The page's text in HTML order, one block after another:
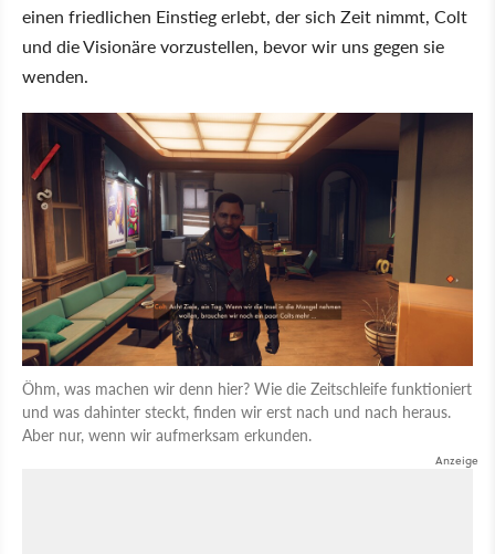
einen friedlichen Einstieg erlebt, der sich Zeit nimmt, Colt
und die Visionäre vorzustellen, bevor wir uns gegen sie
wenden.
Öhm, was machen wir denn hier? Wie die Zeitschleife funktioniert
und was dahinter steckt, finden wir erst nach und nach heraus.
Aber nur, wenn wir aufmerksam erkunden.